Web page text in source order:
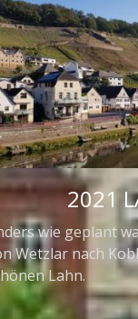
2021
wie geplant
Wetzlar nach
Lahn.